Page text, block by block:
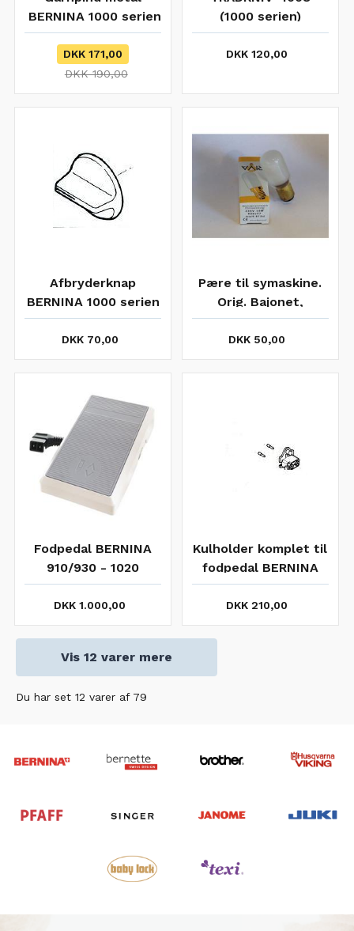
BERNINA 1000 serien
(incl låsering)
DKK 171,00
DKK 190,00
(1000 serien)
DKK 120,00
Afbryderknap
BERNINA 1000 serien
DKK 70,00
Pære til symaskine.
Orig. Bajonet,
B22x57, 15W
DKK 50,00
Fodpedal BERNINA
910/930 - 1020
-1130/1260-
1530/1630 mm.
DKK 1.000,00
Kulholder komplet til
fodpedal BERNINA
DKK 210,00
Vis 12 varer mere
Du har set 12 varer af 79